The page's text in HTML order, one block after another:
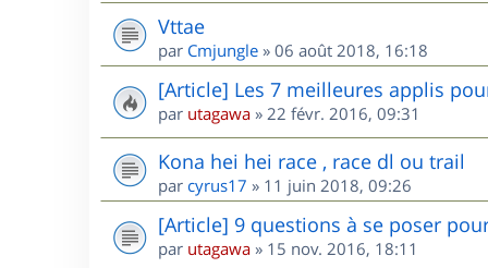
Vttae
par Cmjungle » 06 août 2018, 16:18
[Article] Les 7 meilleures applis
par utagawa » 22 févr. 2016, 09:31
Kona hei hei race , race dl ou trail
par cyrus17 » 11 juin 2018, 09:26
[Article] 9 questions à se poser
par utagawa » 15 nov. 2016, 18:11